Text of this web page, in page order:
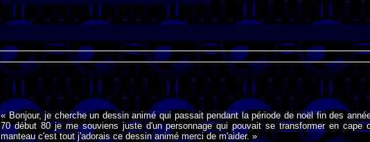
« Bonjour, je cherche un dessin animé qui passait pendant la période de noël fin des
70 début 80 je me souviens juste d'un personnage qui pouvait se transformer en cape
manteau c'est tout j'adorais ce dessin animé merci de m'aider. »